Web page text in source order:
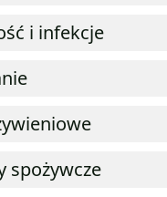
i infekcje
spożywcze